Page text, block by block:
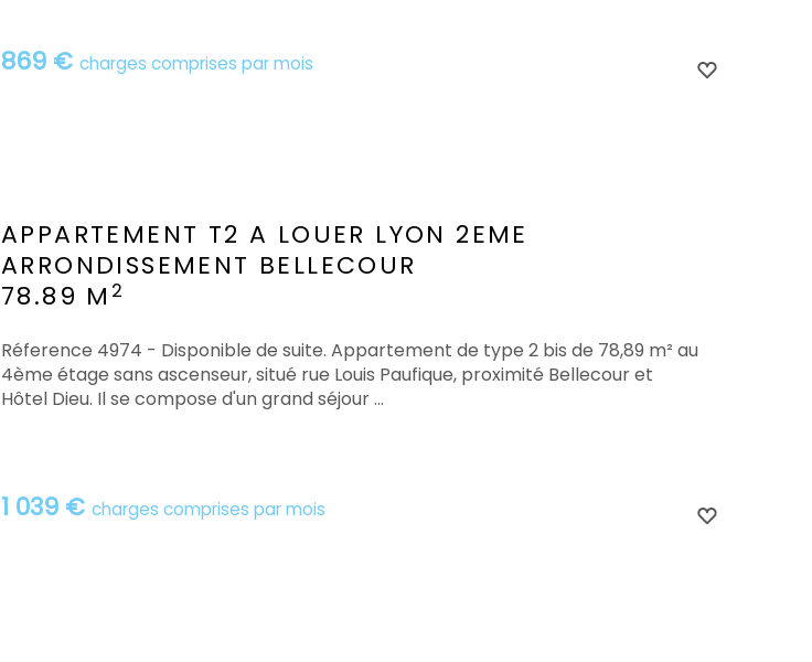
869 € charges comprises par mois
APPARTEMENT T2 A LOUER LYON 2EME
ARRONDISSEMENT BELLECOUR
78.89 M 2
1 039 € charges comprises par mois
Réference 4974 - Disponible de suite. Appartement de type 2 bis de 78,89 m² au
4ème étage sans ascenseur, situé rue Louis Paufique, proximité Bellecour et
Hôtel Dieu. Il se compose d'un grand séjour ...